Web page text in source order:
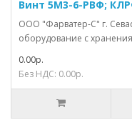
Винт 5М3-6-РВФ;
ООО "Фарватер-С" г.
оборудование с
0.00р.
Без НДС: 0.00р.